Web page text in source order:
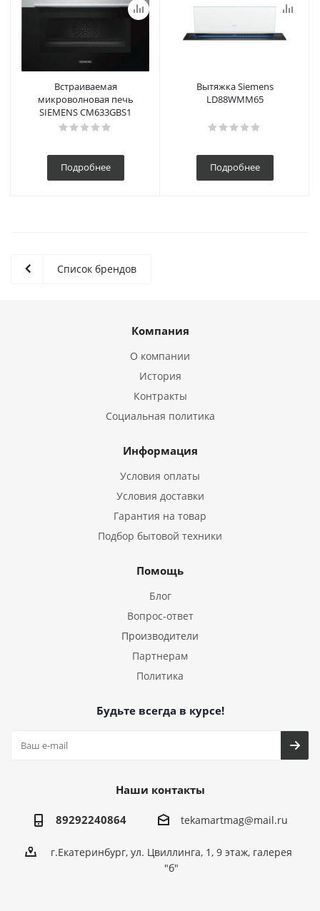
Встраиваемая
микроволновая печь
SIEMENS CM633GBS1
Подробнее
Вытяжка Siemens
LD88WMM65
Подробнее
Список брендов
Компания
О компании
История
Контракты
Социальная политика
Информация
Условия оплаты
Условия доставки
Гарантия на товар
Подбор бытовой техники
Помощь
Блог
Вопрос-ответ
Производители
Партнерам
Политика
Будьте всегда в курсе!
Наши контакты
89292240864 tekamartmag@mail.ru
г.Екатеринбург, ул. Цвиллинга, 1, 9 этаж, галерея
"б"